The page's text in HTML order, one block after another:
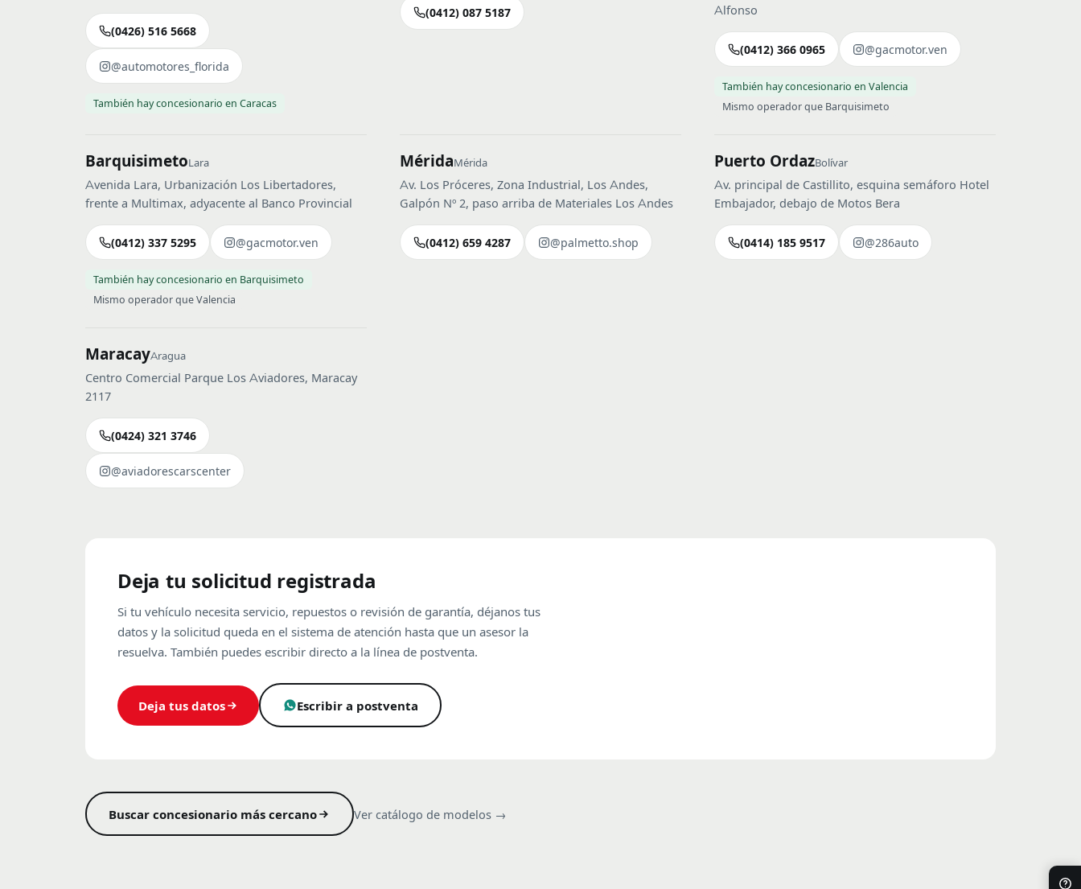
(0426) 516 5668
@automotores_florida
También hay concesionario en Caracas
(0412) 087 5187
Alfonso
(0412) 366 0965 @gacmotor.ven
También hay concesionario en Valencia
Mismo operador que Barquisimeto
BarquisimetoLara
Avenida Lara, Urbanización Los Libertadores,
frente a Multimax, adyacente al Banco Provincial
(0412) 337 5295 @gacmotor.ven
También hay concesionario en Barquisimeto
Mismo operador que Valencia
MéridaMérida
Av. Los Próceres, Zona Industrial, Los Andes,
Galpón Nº 2, paso arriba de Materiales Los Andes
(0412) 659 4287 @palmetto.shop
Puerto OrdazBolívar
Av. principal de Castillito, esquina semáforo Hotel
Embajador, debajo de Motos Bera
(0414) 185 9517 @286auto
MaracayAragua
Centro Comercial Parque Los Aviadores, Maracay
2117
(0424) 321 3746
@aviadorescarscenter
Deja tu solicitud registrada
Si tu vehículo necesita servicio, repuestos o revisión de garantía, déjanos tus
datos y la solicitud queda en el sistema de atención hasta que un asesor la
resuelva. También puedes escribir directo a la línea de postventa.
Deja tus datos Escribir a postventa
Buscar concesionario más cercano Ver catálogo de modelos →